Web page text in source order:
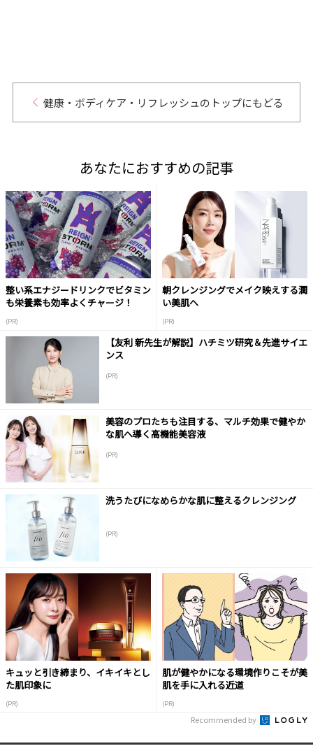
健康・ボディケア・リフレッシュのトップにもどる
あなたにおすすめの記事
整い系エナジードリンクでビタミン
も栄養素も効率よくチャージ！
(PR)
朝クレンジングでメイク映えする潤
い美肌へ
(PR)
【友利 新先生が解説】ハチミツ研究＆先進サイエ
ンス
(PR)
美容のプロたちも注目する、マルチ効果で健やか
な肌へ導く高機能美容液
(PR)
洗うたびになめらかな肌に整えるクレンジング
(PR)
キュッと引き締まり、イキイキとし
た肌印象に
(PR)
肌が健やかになる環境作りこそが美
肌を手に入れる近道
(PR)
Recommended by